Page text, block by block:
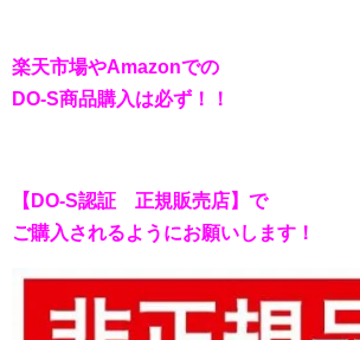
楽天市場やAmazonでの
DO-S商品購入は必ず！！
【DO-S認証 正規販売店】 で
ご購入されるようにお願いします！